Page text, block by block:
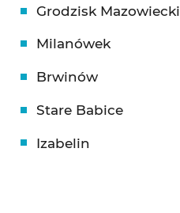
Grodzisk Mazowiecki
Milanówek
Brwinów
Stare Babice
Izabelin